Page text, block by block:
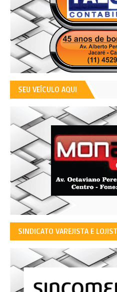
SEU VEÍCULO AQUI
SINDICATO VAREJISTA E